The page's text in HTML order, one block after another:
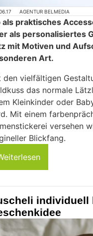
AGENTUR BELMEDIA
als praktisches
als personalisiertes
mit Motiven und
Art.
den vielfältigen
das normale
Kleinkinder oder
Mit einem
versehen
Blickfang.
individuell